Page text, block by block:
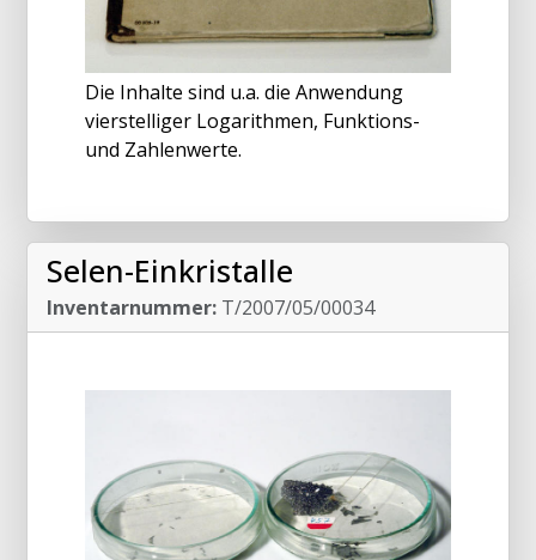
Die Inhalte sind u.a. die Anwendung
vierstelliger Logarithmen, Funktions-
und Zahlenwerte.
Selen-Einkristalle
Inventarnummer: T/2007/05/00034